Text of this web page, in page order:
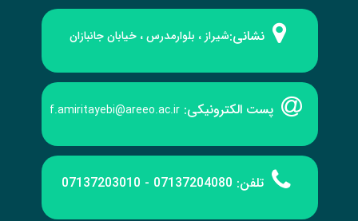
نشانی:شیراز ، بلوارمدرس ، خیابان جانبازان
پست الکترونیکی: f.amiritayebi@areeo.ac.ir
تلفن: 07137204080 - 07137203010